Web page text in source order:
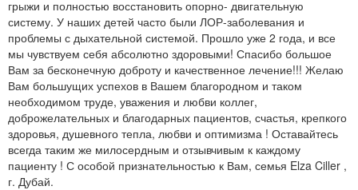
грыжи и полностью восстановить опорно- двигательную
систему. У наших детей часто были ЛОР-заболевания и
проблемы с дыхательной системой. Прошло уже 2 года, и все
мы чувствуем себя абсолютно здоровыми! Спасибо большое
Вам за бесконечную доброту и качественное лечение!!! Желаю
Вам большущих успехов в Вашем благородном и таком
необходимом труде, уважения и любви коллег,
доброжелательных и благодарных пациентов, счастья, крепкого
здоровья, душевного тепла, любви и оптимизма ! Оставайтесь
всегда таким же милосердным и отзывчивым к каждому
пациенту ! С особой признательностью к Вам, семья Elza Ciller ,
г. Дубай.